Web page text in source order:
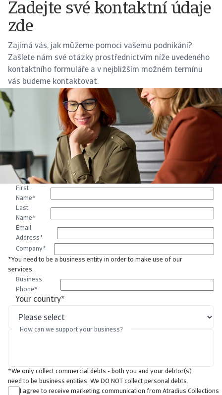
Zadejte své kontaktní údaje
zde
Zajímá vás, jak můžeme pomoci vašemu podnikání?
Zašlete nám své otázky prostřednictvím níže uvedeného
kontaktního formuláře a v nejbližším možném termínu
vás budeme kontaktovat.
First
Name*
Last
Name*
Email
Address*
Company*
*You need to be a business entity in order to make use of our
services.
Business
Phone*
Your country*
How can we support your business?
*We only collect commercial debts - both you and your debtor(s)
need to be business entities. We DO NOT collect personal debts.
I agree to receive marketing communication from Atradius Collections